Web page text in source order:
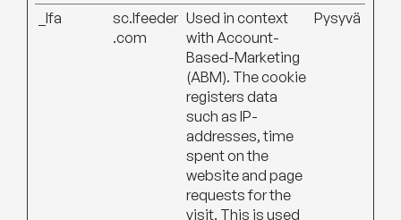
_lfa
sc.lfeeder
.com
Used in context
with Account-
Based-Marketing
(ABM). The cookie
registers data
such as IP-
addresses, time
spent on the
website and page
requests for the
visit. This is used
Pysyvä